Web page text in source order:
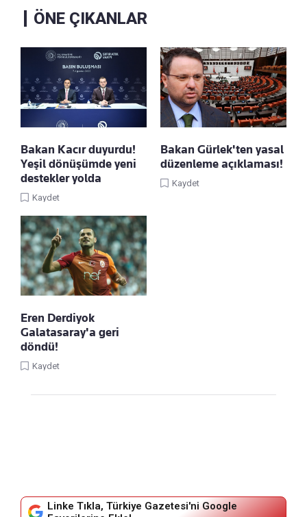
ÖNE ÇIKANLAR
Bakan Kacır duyurdu!
Yeşil dönüşümde yeni
destekler yolda
Kaydet
Bakan Gürlek'ten yasal
düzenleme açıklaması!
Kaydet
Eren Derdiyok
Galatasaray'a geri
döndü!
Kaydet
Linke Tıkla, Türkiye Gazetesi'ni Google